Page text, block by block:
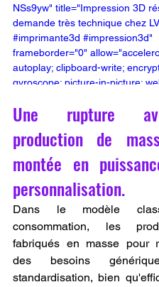
NSs9yw" title="Impression 3D
demande très technique chez
#imprimante3d #impression3d"
frameborder="0"
autoplay; clipboard-write;
gyroscope; picture-in-picture;
origin" allowfullscreen></iframe>
Une rupture
production de
montée en
personnalisation.
Dans le modèle
consommation, les
fabriqués en masse pour
des besoins
standardisation, bien